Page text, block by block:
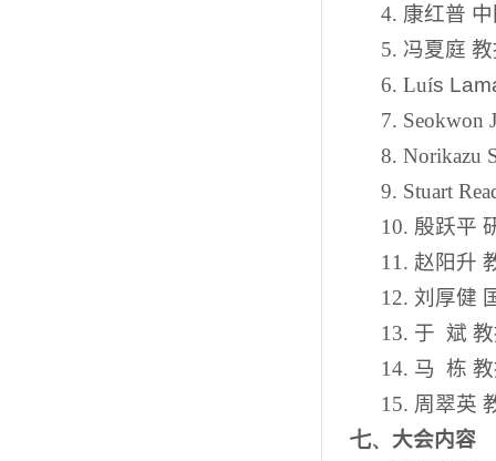
4. 康红普
5. 冯夏庭
6. Luís
7. Seokwon
8. Norikazu
9. Stuart
10. 殷跃平
11. 赵阳升
12. 刘厚健
13. 于 斌
14. 马 栋
15. 周翠英
七、 大会内容